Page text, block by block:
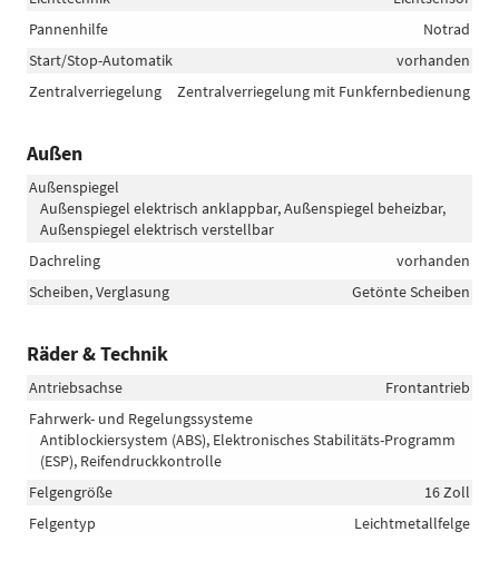
Pannenhilfe
Notrad
Start/Stop-Automatik
vorhanden
Zentralverriegelung
Zentralverriegelung mit Funkfernbedienung
Außen
Außenspiegel
Außenspiegel elektrisch anklappbar, Außenspiegel beheizbar,
Außenspiegel elektrisch verstellbar
Dachreling
vorhanden
Scheiben, Verglasung
Getönte Scheiben
Räder & Technik
Antriebsachse
Frontantrieb
Fahrwerk- und Regelungssysteme
Antiblockiersystem (ABS), Elektronisches Stabilitäts-Programm
(ESP), Reifendruckkontrolle
Felgengröße
16 Zoll
Felgentyp
Leichtmetallfelge